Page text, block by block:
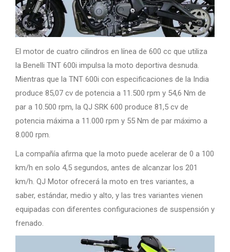
El motor de cuatro cilindros en línea de 600 cc que utiliza
la Benelli TNT 600i impulsa la moto deportiva desnuda.
Mientras que la TNT 600i con especificaciones de la India
produce 85,07 cv de potencia a 11.500 rpm y 54,6 Nm de
par a 10.500 rpm, la QJ SRK 600 produce 81,5 cv de
potencia máxima a 11.000 rpm y 55 Nm de par máximo a
8.000 rpm.
La compañía afirma que la moto puede acelerar de 0 a 100
km/h en solo 4,5 segundos, antes de alcanzar los 201
km/h. QJ Motor ofrecerá la moto en tres variantes, a
saber, estándar, medio y alto, y las tres variantes vienen
equipadas con diferentes configuraciones de suspensión y
frenado.